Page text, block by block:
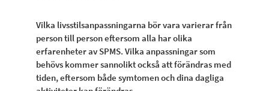
Vilka livsstilsanpassningarna bör vara varierar från
person till person eftersom alla har olika
erfarenheter av SPMS. Vilka anpassningar som
behövs kommer sannolikt också att förändras med
tiden, eftersom både symtomen och dina dagliga